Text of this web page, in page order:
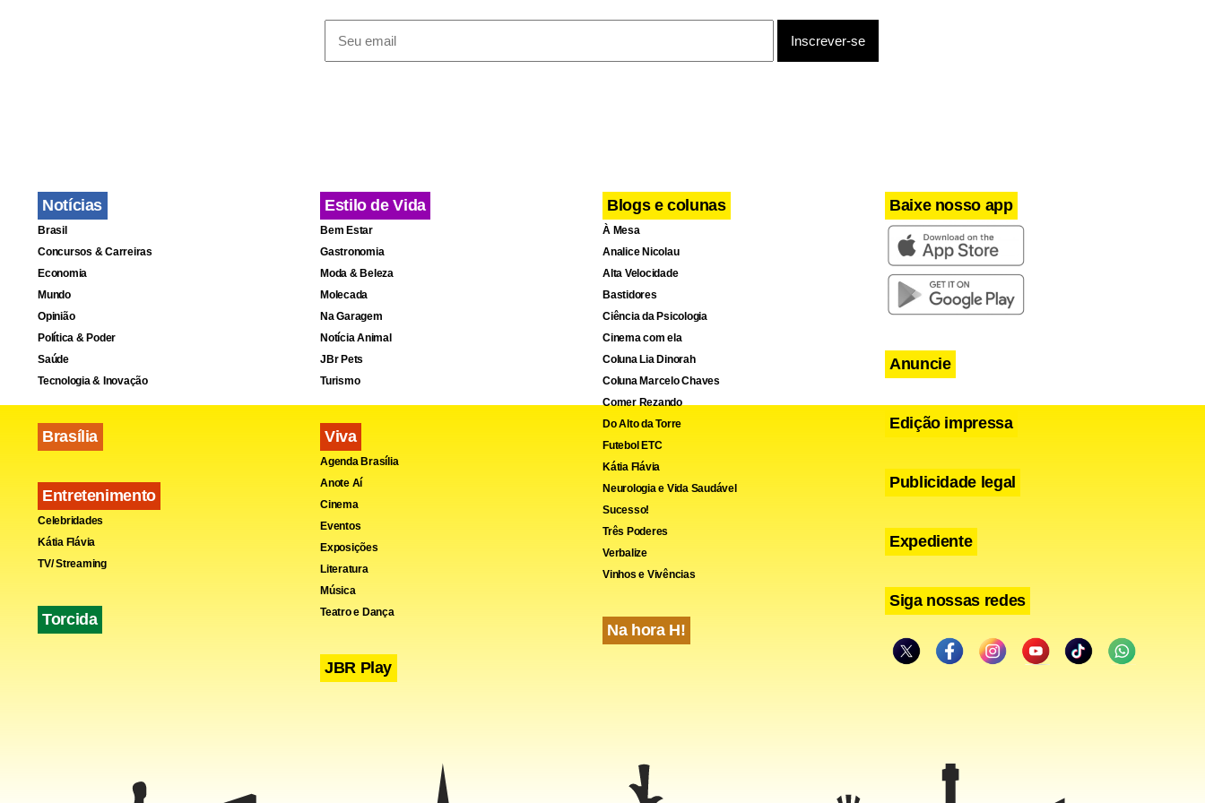
eleições.
Facebook Telegram
Share
Notícias
Brasil
Concursos & Carreiras
Economia
Mundo
Opinião
Política & Poder
Saúde
Tecnologia & Inovação
Brasília
Entretenimento
Celebridades
Kátia Flávia
TV/ Streaming
Torcida
Estilo de Vida
Bem Estar
Gastronomia
Moda & Beleza
Molecada
Na Garagem
Notícia Animal
JBr Pets
Turismo
Viva
Agenda Brasília
Anote Aí
Cinema
Eventos
Exposições
Literatura
Música
Teatro e Dança
JBR Play
Blogs e colunas
À Mesa
Analice Nicolau
Alta Velocidade
Bastidores
Ciência da Psicologia
Cinema com ela
Coluna Lia Dinorah
Coluna Marcelo Chaves
Comer Rezando
Do Alto da Torre
Futebol ETC
Kátia Flávia
Neurologia e Vida Saudável
Sucesso!
Três Poderes
Verbalize
Vinhos e Vivências
Na hora H!
Baixe nosso app
Anuncie
Edição impressa
Publicidade legal
Expediente
Siga nossas redes